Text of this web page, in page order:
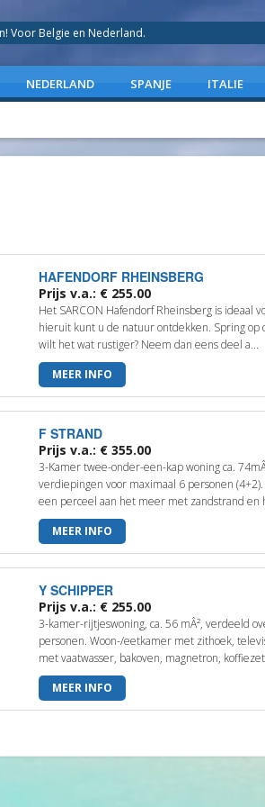
Voor Belgie en Nederland.
NEDERLAND SPANJE ITALIE
HAFENDORF RHEINSBERG
Prijs v.a.: € 255.00
Het SARCON Hafendorf Rheinsberg is ideaal
hieruit kunt u de natuur ontdekken. Spring op
wilt het wat rustiger? Neem dan eens deel a...
MEER INFO
F STRAND
Prijs v.a.: € 355.00
3-Kamer twee-onder-een-kap woning ca.
verdiepingen voor maximaal 6 personen
een perceel aan het meer met zandstrand en
MEER INFO
Y SCHIPPER
Prijs v.a.: € 255.00
3-kamer-rijtjeswoning, ca. 56 mÂ², verdeeld
personen. Woon-/eetkamer met zithoek,
met vaatwasser, bakoven, magnetron,
MEER INFO